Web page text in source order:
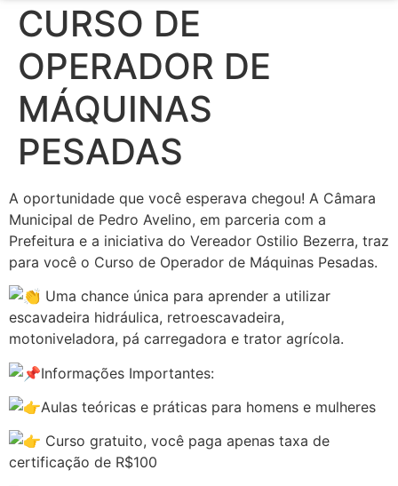
CURSO DE
OPERADOR DE
MÁQUINAS
PESADAS
A oportunidade que você esperava chegou! A Câmara
Municipal de Pedro Avelino, em parceria com a
Prefeitura e a iniciativa do Vereador Ostilio Bezerra, traz
para você o Curso de Operador de Máquinas Pesadas.
Uma chance única para aprender a utilizar
escavadeira hidráulica, retroescavadeira,
motoniveladora, pá carregadora e trator agrícola.
Informações Importantes:
Aulas teóricas e práticas para homens e mulheres
Curso gratuito, você paga apenas taxa de
certificação de R$100